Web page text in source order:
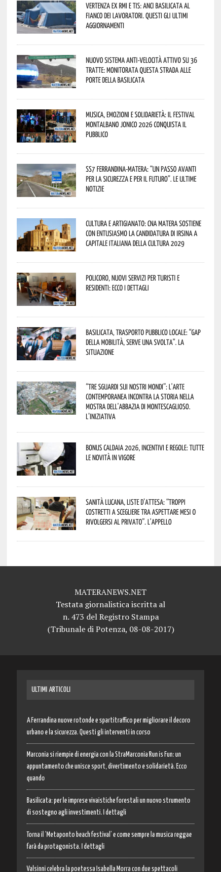
Vertenza ex RMI e TIS: ANCI Basilicata al
fianco dei lavoratori. Questi gli ultimi
aggiornamenti
Nuovo sistema anti-velocità attivo su 36
tratte: monitorata questa strada alle
porte della Basilicata
Musica, emozioni e solidarietà: il Festival
Montalbano Jonico 2026 conquista il
pubblico
SS7 Ferrandina-Matera: “Un passo avanti
per la sicurezza e per il futuro”. Le ultime
notizie
Cultura e Artigianato: CNA Matera sostiene
con entusiasmo la candidatura di Irsina a
Capitale Italiana della Cultura 2029
Policoro, nuovi servizi per turisti e
residenti: ecco i dettagli
Basilicata, trasporto pubblico locale: “Gap
della mobilità, serve una svolta”. La
situazione
“Tre Sguardi sui Nostri Mondi”: l’arte
contemporanea incontra la storia nella
mostra dell’Abbazia di Montescaglioso.
L’iniziativa
Bonus caldaia 2026, incentivi e regole: tutte
le novità in vigore
Sanità lucana, liste d’attesa: “Troppi
costretti a scegliere tra aspettare mesi o
rivolgersi al privato”. L’appello
MATERANEWS.NET
Testata giornalistica iscritta al
n. 473 del Registro Stampa
(Tribunale di Potenza, 08-08-2017)
ULTIMI ARTICOLI
A Ferrandina nuove rotonde e spartitraffico per migliorare il decoro
urbano e la sicurezza. Questi gli interventi in corso
Marconia si riempie di energia con la StraMarconia Run is Fun: un
appuntamento che unisce sport, divertimento e solidarietà. Ecco
quando
Basilicata: per le imprese vivaistiche forestali un nuovo strumento
di sostegno agli investimenti. I dettagli
Torna il ‘Metaponto beach festival’ e come sempre la musica reggae
farà da protagonista. I dettagli
Valsinni celebra la poetessa Isabella Morra con due spettacoli